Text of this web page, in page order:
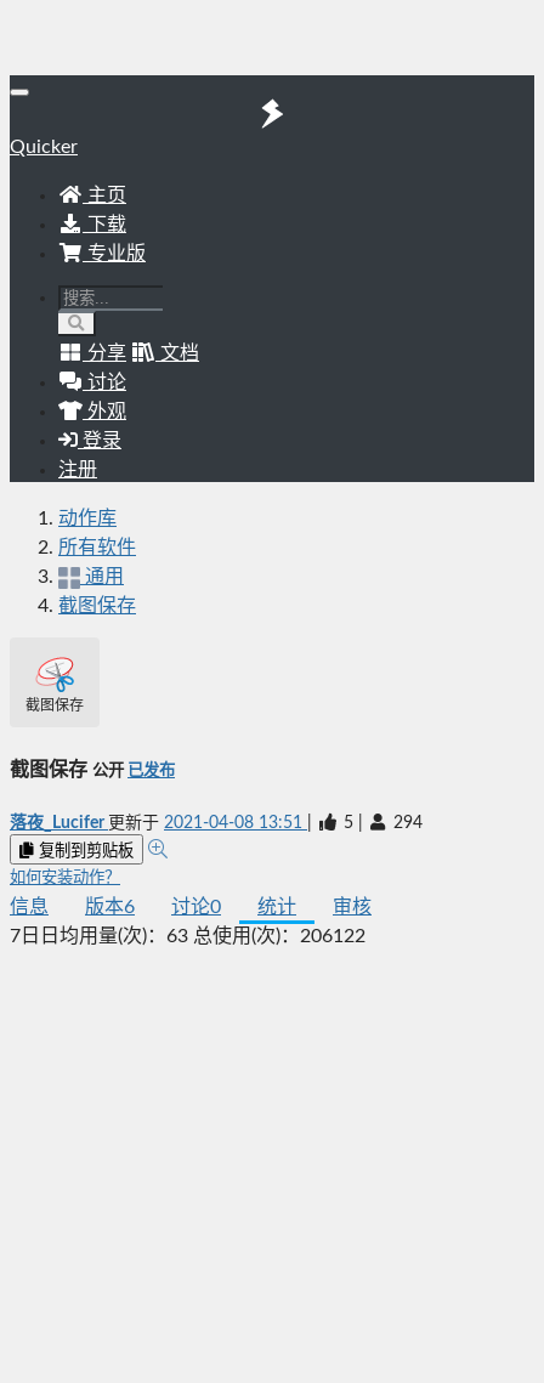
Quicker
主页
下载
专业版
分享
文档
讨论
外观
登录
注册
动作库
所有软件
通用
截图保存
截图保存
截图保存 公开 已发布
落夜_Lucifer 更新于 2021-04-08 13:51 5 294
复制到剪贴板
如何安装动作？
信息 版本6 讨论0 统计
审核
7日日均用量(次)： 63 总使用(次)： 206122